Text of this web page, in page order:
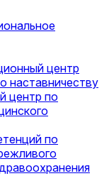
центр
наставничеству
центр по
по